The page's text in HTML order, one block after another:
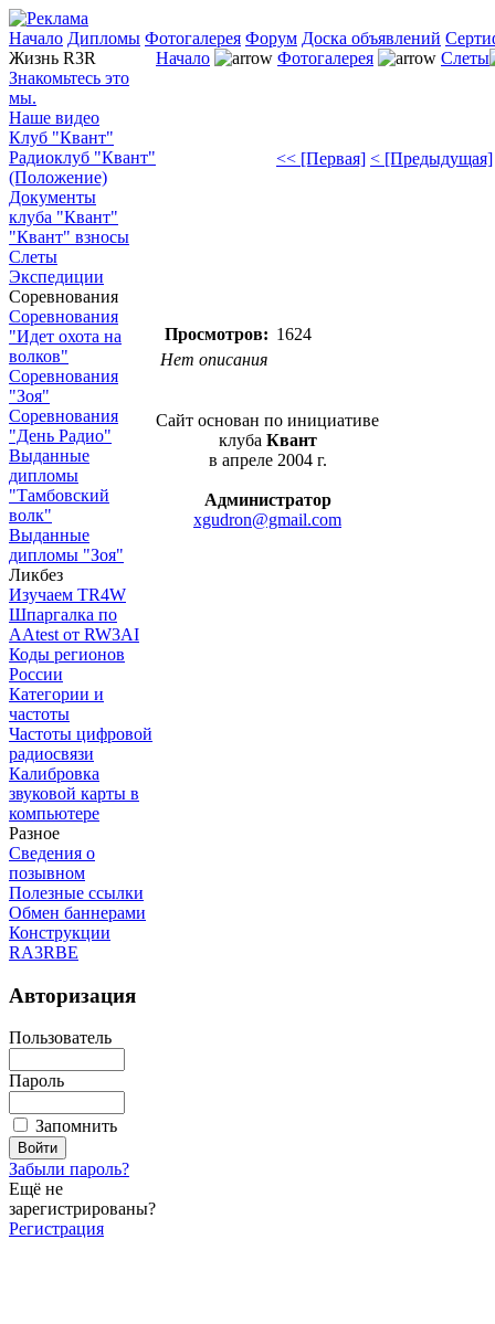
Начало Дипломы Фотогалерея Форум Доска объявлений
Жизнь R3R
Знакомьтесь это
мы.
Наше видео
Клуб "Квант"
Радиоклуб "Квант"
(Положение)
Документы
клуба "Квант"
"Квант" взносы
Слеты
Экспедиции
Соревнования
Соревнования
"Идет охота на
волков"
Соревнования
"Зоя"
Соревнования
"День Радио"
Выданные
дипломы
"Тамбовский
волк"
Выданные
дипломы "Зоя"
Ликбез
Изучаем TR4W
Шпаргалка по
AAtest от RW3AI
Коды регионов
России
Категории и
частоты
Частоты цифровой
радиосвязи
Калибровка
звуковой карты в
компьютере
Разное
Сведения о
позывном
Полезные ссылки
Обмен баннерами
Конструкции
RA3RBE
Авторизация
Пользователь
Пароль
Запомнить
Забыли пароль?
Ещё не
зарегистрированы?
Регистрация
Начало Фотогалерея Слеты
<< [Первая] < [Предыдущая]
Просмотров: 1624
Нет описания
Сайт основан по инициативе
клуба Квант
в апреле 2004 г.
Администратор
xgudron@gmail.com